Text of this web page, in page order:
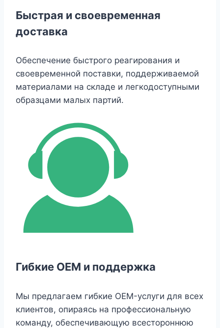
Быстрая и своевременная
доставка
Обеспечение быстрого реагирования и
своевременной поставки, поддерживаемой
материалами на складе и легкодоступными
образцами малых партий.
Гибкие OEM и поддержка
Мы предлагаем гибкие OEM-услуги для всех
клиентов, опираясь на профессиональную
команду, обеспечивающую всестороннюю